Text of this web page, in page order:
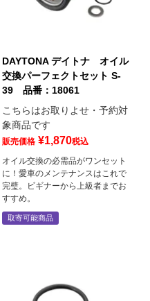
DAYTONA デイトナ オイル
交換パーフェクトセット S-
39 品番：18061
こちらはお取りよせ・予約対
象商品です
販売価格 ¥1,870税込
オイル交換の必需品がワンセット
に！愛車のメンテナンスはこれで
完璧。ビギナーから上級者までお
すすめ。
取寄可能商品